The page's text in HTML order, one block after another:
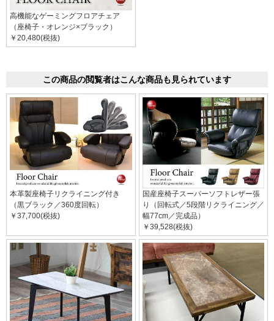
高機能なゲーミングフロアチェア
（座椅子・オレンジ×ブラック）
￥20,480(税抜)
この商品の閲覧者はこんな商品も見られています
本革製座椅子リクライニング付き
（黒ブラック／360度回転）
￥37,700(税抜)
国産座椅子スーパーソフトレザー張
り（回転式／5段階リクライニング／
幅77cm／完成品）
￥39,528(税抜)